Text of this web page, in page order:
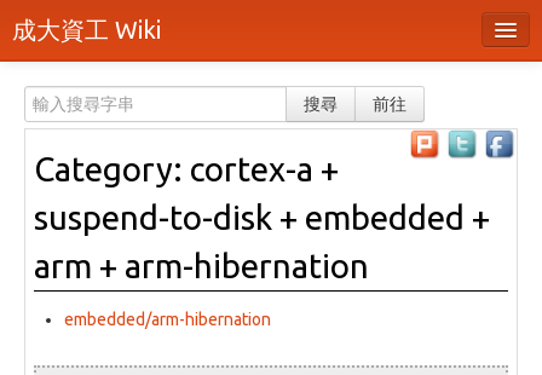
成大資工 Wiki
分類
隨機頁面
最近活動
上傳檔案
登入 / 註冊帳號
搜尋 前往
Category: cortex-a +
suspend-to-disk + embedded +
arm + arm-hibernation
embedded/arm-hibernation